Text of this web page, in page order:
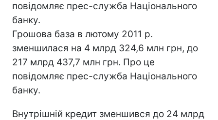
повідомляє прес-служба Національного
банку.
Грошова база в лютому 2011 р.
зменшилася на 4 млрд 324,6 млн грн, до
217 млрд 437,7 млн грн. Про це
повідомляє прес-служба Національного
банку.
Внутрішній кредит зменшився до 24 млрд